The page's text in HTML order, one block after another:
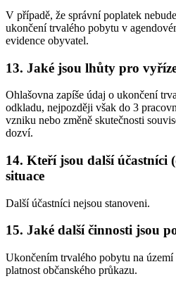
V případě, že správní poplatek
ukončení trvalého pobytu v
evidence obyvatel.
13. Jaké jsou lhůty pro
Ohlašovna zapíše údaj o ukončení
odkladu, nejpozději však do 3
vzniku nebo změně skutečnosti
dozví.
14. Kteří jsou další účastníci
situace
Další účastníci nejsou stanoveni.
15. Jaké další činnosti jsou
Ukončením trvalého pobytu na
platnost občanského průkazu.